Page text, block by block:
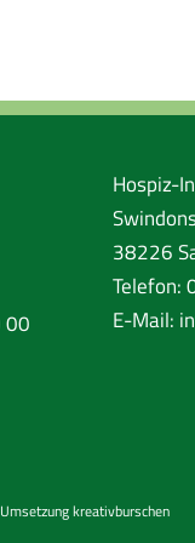
00
Hospiz-
38226
Telefon:
E-Mail:
kreativburschen